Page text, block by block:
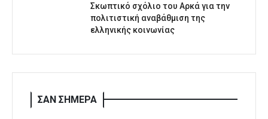
Σκωπτικό σχόλιο του Αρκά για την
πολιτιστική αναβάθμιση της
ελληνικής κοινωνίας
ΣΑΝ ΣΗΜΕΡΑ